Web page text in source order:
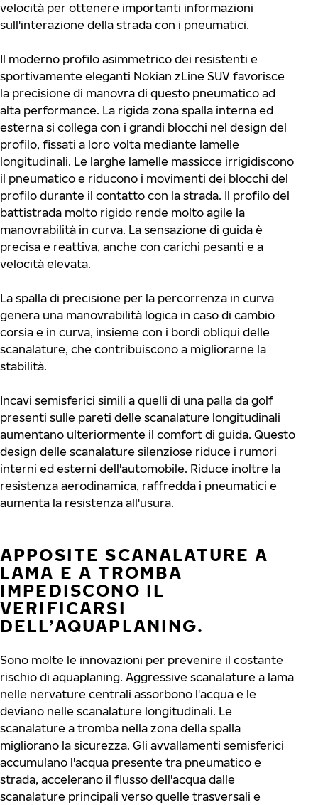
velocità per ottenere importanti informazioni
sull'interazione della strada con i pneumatici.
Il moderno profilo asimmetrico dei resistenti e
sportivamente eleganti Nokian zLine SUV favorisce
la precisione di manovra di questo pneumatico ad
alta performance. La rigida zona spalla interna ed
esterna si collega con i grandi blocchi nel design del
profilo, fissati a loro volta mediante lamelle
longitudinali. Le larghe lamelle massicce irrigidiscono
il pneumatico e riducono i movimenti dei blocchi del
profilo durante il contatto con la strada. Il profilo del
battistrada molto rigido rende molto agile la
manovrabilità in curva. La sensazione di guida è
precisa e reattiva, anche con carichi pesanti e a
velocità elevata.
La spalla di precisione per la percorrenza in curva
genera una manovrabilità logica in caso di cambio
corsia e in curva, insieme con i bordi obliqui delle
scanalature, che contribuiscono a migliorarne la
stabilità.
Incavi semisferici simili a quelli di una palla da golf
presenti sulle pareti delle scanalature longitudinali
aumentano ulteriormente il comfort di guida. Questo
design delle scanalature silenziose riduce i rumori
interni ed esterni dell'automobile. Riduce inoltre la
resistenza aerodinamica, raffredda i pneumatici e
aumenta la resistenza all'usura.
APPOSITE SCANALATURE A
LAMA E A TROMBA
IMPEDISCONO IL
VERIFICARSI
DELL’AQUAPLANING.
Sono molte le innovazioni per prevenire il costante
rischio di aquaplaning. Aggressive scanalature a lama
nelle nervature centrali assorbono l'acqua e le
deviano nelle scanalature longitudinali. Le
scanalature a tromba nella zona della spalla
migliorano la sicurezza. Gli avvallamenti semisferici
accumulano l'acqua presente tra pneumatico e
strada, accelerano il flusso dell'acqua dalle
scanalature principali verso quelle trasversali e